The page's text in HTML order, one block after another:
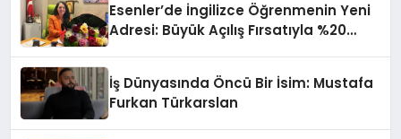
Esenler’de İngilizce Öğrenmenin Yeni
Adresi: Büyük Açılış Fırsatıyla %20
İş Dünyasında Öncü Bir İsim: Mustafa
Furkan Türkarslan